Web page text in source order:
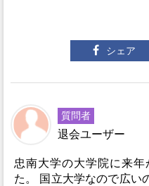
シェア
質問者
退会ユーザー
忠南大学の大学院に来
た。 国立大学なので広い